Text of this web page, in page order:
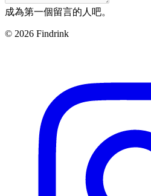
成為第一個留言的人吧。
© 2026 Findrink